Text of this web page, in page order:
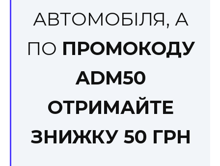
АВТОМОБІЛЯ, А
ПО ПРОМОКОДУ
ADM50
ОТРИМАЙТЕ
ЗНИЖКУ 50 ГРН